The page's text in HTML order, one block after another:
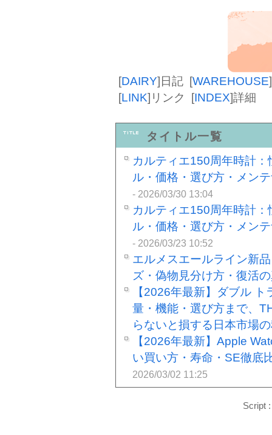
[DAIRY]日記 [WAREHOUSE]
[LINK] リンク [INDEX]詳細
タイトル一覧
カルティエ150周年時計
ル・価格・選び方・メン
- 2026/03/30 13:04
カルティエ150周年時計
ル・価格・選び方・メン
- 2026/03/23 10:52
エルメスエールライン新
ズ・偽物見分け方・復活
【2026年最新】ダブル
量・機能・選び方まで、
らないと損する日本市場
【2026年最新】Apple
い買い方・寿命・SE徹底
2026/03/02 11:25
Script